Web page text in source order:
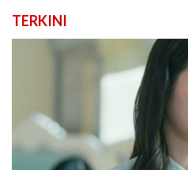
TERKINI